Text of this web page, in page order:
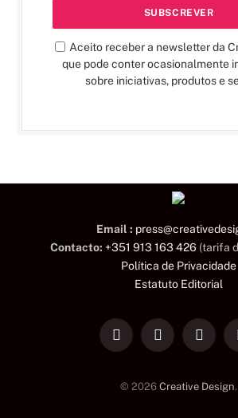
Aceito receber a newsletter da
que pode conter ocasionalmente
sobre iniciativas, produtos e
Email :
Contacto: +351 913 163 426 (tarifa
Política de Privacidade
Estatuto Editorial
LinkedInFacebook
© 2026 Creative Design.